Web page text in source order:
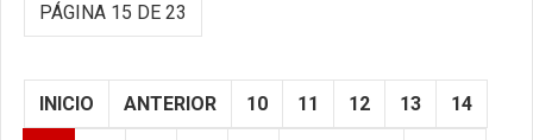
PÁGINA 15 DE 23
INICIO ANTERIOR 10 11 12 13 14